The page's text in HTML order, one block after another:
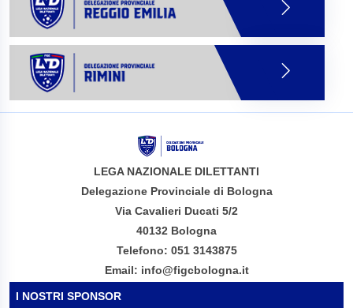
LEGA NAZIONALE DILETTANTI
Delegazione Provinciale di Bologna
Via Cavalieri Ducati 5/2
40132 Bologna
Telefono: 051 3143875
Email: info@figcbologna.it
I NOSTRI SPONSOR